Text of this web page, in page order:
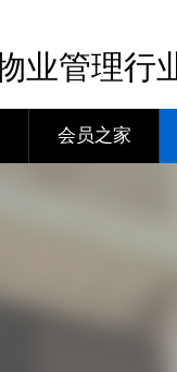
业管理行
会员之家